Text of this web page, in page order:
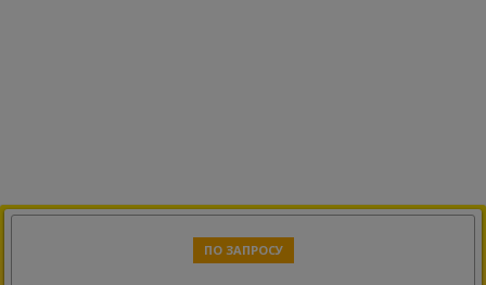
ПО ЗАПРОСУ